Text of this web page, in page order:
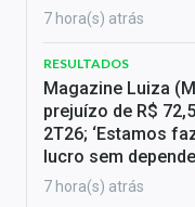
7 hora(s) atrás
RESULTADOS
Magazine Luiza
prejuízo de R$
2T26; ‘Estamos
lucro sem
7 hora(s) atrás